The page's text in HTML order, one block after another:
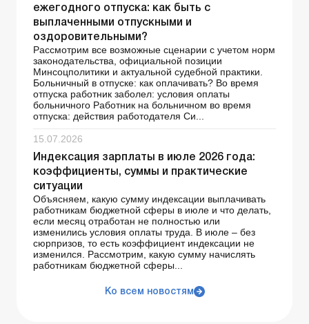
ежегодного отпуска: как быть с
выплаченными отпускными и
оздоровительными?
Рассмотрим все возможные сценарии с учетом норм
законодательства, официальной позиции
Минсоцполитики и актуальной судебной практики.
Больничный в отпуске: как оплачивать? Во время
отпуска работник заболел: условия оплаты
больничного Работник на больничном во время
отпуска: действия работодателя Си...
15.07.2026
Индексация зарплаты в июле 2026 года:
коэффициенты, суммы и практические
ситуации
Объясняем, какую сумму индексации выплачивать
работникам бюджетной сферы в июле и что делать,
если месяц отработан не полностью или
изменились условия оплаты труда. В июле – без
сюрпризов, то есть коэффициент индексации не
изменился. Рассмотрим, какую сумму начислять
работникам бюджетной сферы...
Ко всем новостям